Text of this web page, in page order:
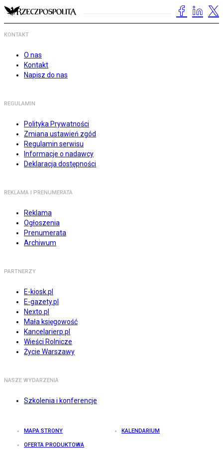
KONTAKT
O nas
Kontakt
Napisz do nas
REGULAMIN
Polityka Prywatności
Zmiana ustawień zgód
Regulamin serwisu
Informacje o nadawcy
Deklaracja dostępności
REKLAMA I PRENUMERATA
Reklama
Ogłoszenia
Prenumerata
Archiwum
PARTNERZY
E-kiosk.pl
E-gazety.pl
Nexto.pl
Mała księgowość
Kancelarierp.pl
Wieści Rolnicze
Życie Warszawy
NASZE WYDARZENIA
Szkolenia i konferencje
MAPA STRONY KALENDARIUM
OFERTA PRODUKTOWA